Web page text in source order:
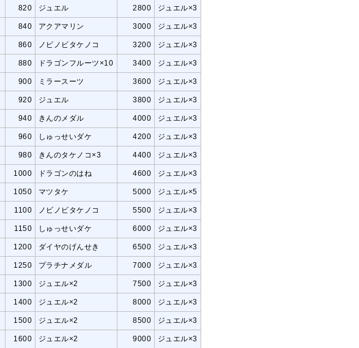
820 ジュエル 2800 ジュエル×3
840 アクアマリン 3000 ジュエル×3
860 ノビノビタケノコ 3200 ジュエル×3
880 ドラゴンフルーツ×10 3400 ジュエル×3
900 ミラースーツ 3600 ジュエル×3
920 ジュエル 3800 ジュエル×3
940 きんのメダル 4000 ジュエル×3
960 しゅっせいダケ 4200 ジュエル×3
980 きんのタケノコ×3 4400 ジュエル×3
1000 ドラゴンのはね 4600 ジュエル×3
1050 マツタケ 5000 ジュエル×5
1100 ノビノビタケノコ 5500 ジュエル×3
1150 しゅっせいダケ 6000 ジュエル×3
1200 ダイヤのげんせき 6500 ジュエル×3
1250 プラチナメダル 7000 ジュエル×3
1300 ジュエル×2 7500 ジュエル×3
1400 ジュエル×2 8000 ジュエル×3
1500 ジュエル×2 8500 ジュエル×3
1600 ジュエル×2 9000 ジュエル×3